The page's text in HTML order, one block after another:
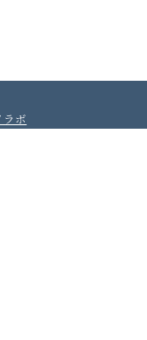
ラボ